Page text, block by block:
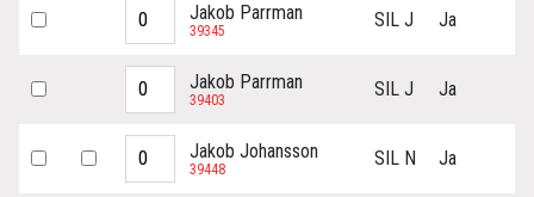
Jakob Parrman
39345 SIL J Ja
Jakob Parrman
39403 SIL J Ja
Jakob Johansson
39448 SIL N Ja